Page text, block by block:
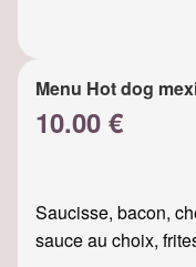
Menu Hot dog
10.00 €
Saucisse, bacon,
sauce au choix,